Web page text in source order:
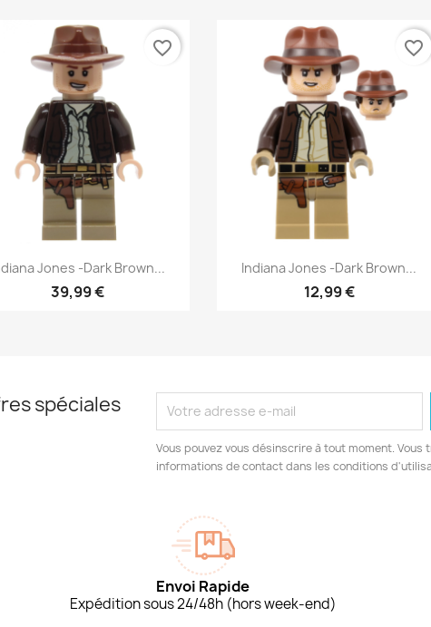
 Aperçu rapide
Jones -Dark Brown...
39,99 €
favorite_border
 Aperçu rapide
Indiana Jones -Dark Brown...
12,99 €
favorite_border
spéciales
Vous pouvez vous désinscrire à tout moment. Vous
informations de contact dans les conditions
Envoi Rapide
Expédition sous 24/48h (hors week-end)